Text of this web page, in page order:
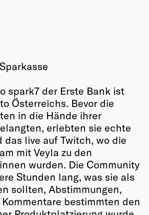
spark7 der Erste Bank ist
Österreichs. Bevor die
in die Hände ihrer
erlebten sie echte
das live auf Twitch, wo die
mit Veyla zu den
wurden. Die Community
Stunden lang, was sie als
sollten, Abstimmungen,
bestimmten den